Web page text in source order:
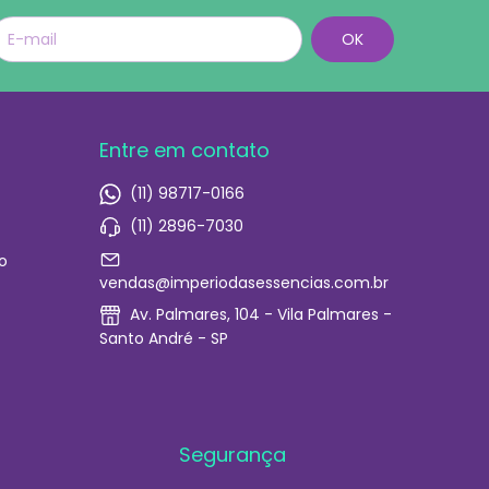
Entre em contato
(11) 98717-0166
(11) 2896-7030
vendas@imperiodasessencias.com.br
Av. Palmares, 104 - Vila Palmares -
Santo André - SP
Segurança